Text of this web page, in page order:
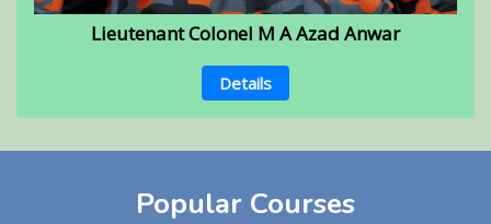
Lieutenant Colonel M A Azad Anwar
Details
Popular Courses